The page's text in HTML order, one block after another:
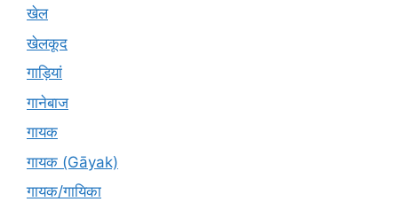
खेल
खेलकूद
गाड़ियां
गानेबाज
गायक
गायक (Gāyak)
गायक/गायिका